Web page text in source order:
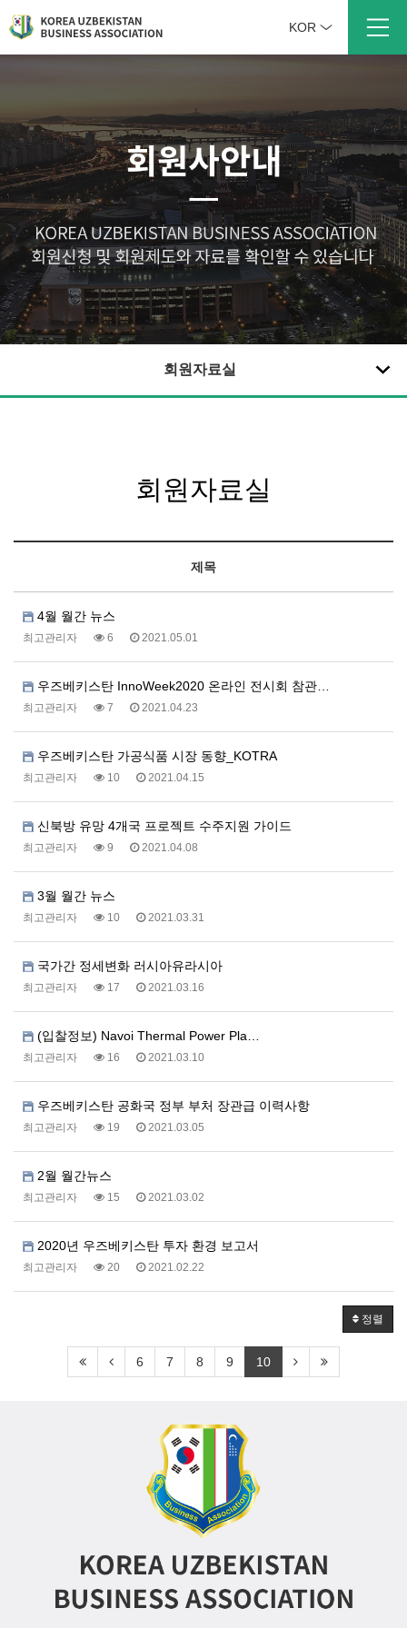
KOR
회원자료실
회원자료실
제목
4월 월간 뉴스
최고관리자 6 2021.05.01
우즈베키스탄 InnoWeek2020 온라인 전시회 참관…
최고관리자 7 2021.04.23
우즈베키스탄 가공식품 시장 동향_KOTRA
최고관리자 10 2021.04.15
신북방 유망 4개국 프로젝트 수주지원 가이드
최고관리자 9 2021.04.08
3월 월간 뉴스
최고관리자 10 2021.03.31
국가간 정세변화 러시아유라시아
최고관리자 17 2021.03.16
(입찰정보) Navoi Thermal Power Pla…
최고관리자 16 2021.03.10
우즈베키스탄 공화국 정부 부처 장관급 이력사항
최고관리자 19 2021.03.05
2월 월간뉴스
최고관리자 15 2021.03.02
2020년 우즈베키스탄 투자 환경 보고서
최고관리자 20 2021.02.22
정렬
6 7 8 9 10